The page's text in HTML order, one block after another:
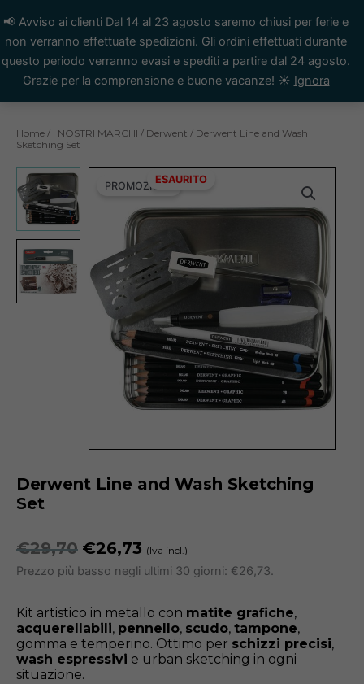
📢 Avviso ai clienti Dal 14 al 23 agosto saremo chiusi per ferie e
non verranno effettuate spedizioni. Gli ordini effettuati durante
questo periodo verranno evasi e spediti a partire dal 24 agosto.
Grazie per la comprensione e buone vacanze! ☀️ Ignora
Vai
Home / I NOSTRI MARCHI / Derwent / Derwent Line and Wash
Sketching Set
PROMOZIONE
ESAURITO
Derwent Line and Wash Sketching
Set
€29,70 Il
prezzo
era:
€29,70.
€26,73 Il
prezzo
è:
€26,73.
(Iva incl.)
Prezzo più basso negli ultimi 30 giorni: €26,73.
Kit artistico in metallo con matite grafiche,
acquerellabili, pennello, scudo, tampone,
gomma e temperino. Ottimo per schizzi precisi,
wash espressivi e urban sketching in ogni
situazione.